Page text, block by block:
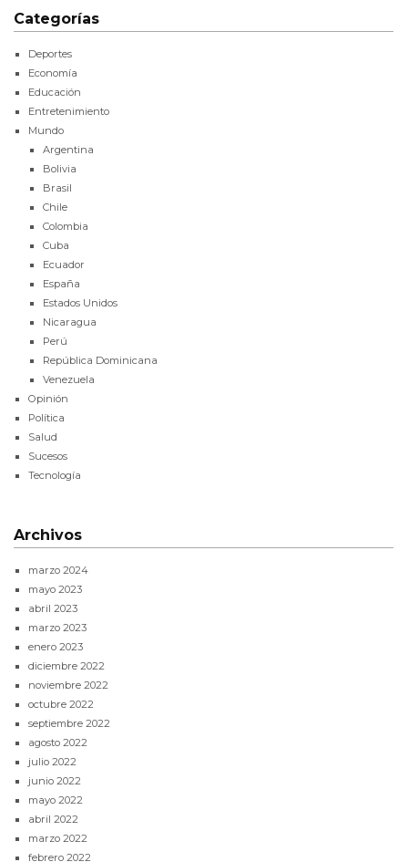
Categorías
Deportes
Economía
Educación
Entretenimiento
Mundo
Argentina
Bolivia
Brasil
Chile
Colombia
Cuba
Ecuador
España
Estados Unidos
Nicaragua
Perú
República Dominicana
Venezuela
Opinión
Política
Salud
Sucesos
Tecnología
Archivos
marzo 2024
mayo 2023
abril 2023
marzo 2023
enero 2023
diciembre 2022
noviembre 2022
octubre 2022
septiembre 2022
agosto 2022
julio 2022
junio 2022
mayo 2022
abril 2022
marzo 2022
febrero 2022